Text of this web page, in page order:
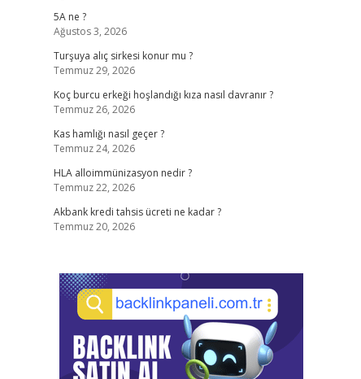
5A ne ?
Ağustos 3, 2026
Turşuya alıç sirkesi konur mu ?
Temmuz 29, 2026
Koç burcu erkeği hoşlandığı kıza nasıl davranır ?
Temmuz 26, 2026
Kas hamlığı nasıl geçer ?
Temmuz 24, 2026
HLA alloimmünizasyon nedir ?
Temmuz 22, 2026
Akbank kredi tahsis ücreti ne kadar ?
Temmuz 20, 2026